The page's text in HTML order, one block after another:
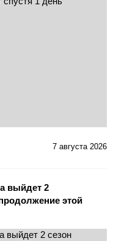
7 августа 2026
выйдет 2
этой